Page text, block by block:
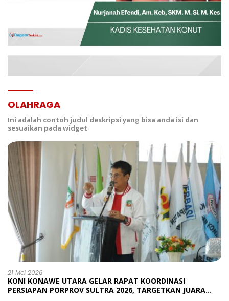
OLAHRAGA
Ini adalah contoh judul deskripsi yang bisa anda isi dan
sesuaikan pada widget
21 Mei 2026
KONI KONAWE UTARA GELAR RAPAT KOORDINASI
PERSIAPAN PORPROV SULTRA 2026, TARGETKAN JUARA